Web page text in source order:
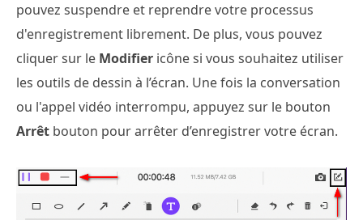
pouvez suspendre et reprendre votre processus
d'enregistrement librement. De plus, vous pouvez
cliquer sur le Modifier icône si vous souhaitez utiliser
les outils de dessin à l’écran. Une fois la conversation
ou l'appel vidéo interrompu, appuyez sur le bouton
Arrêt bouton pour arrêter d’enregistrer votre écran.